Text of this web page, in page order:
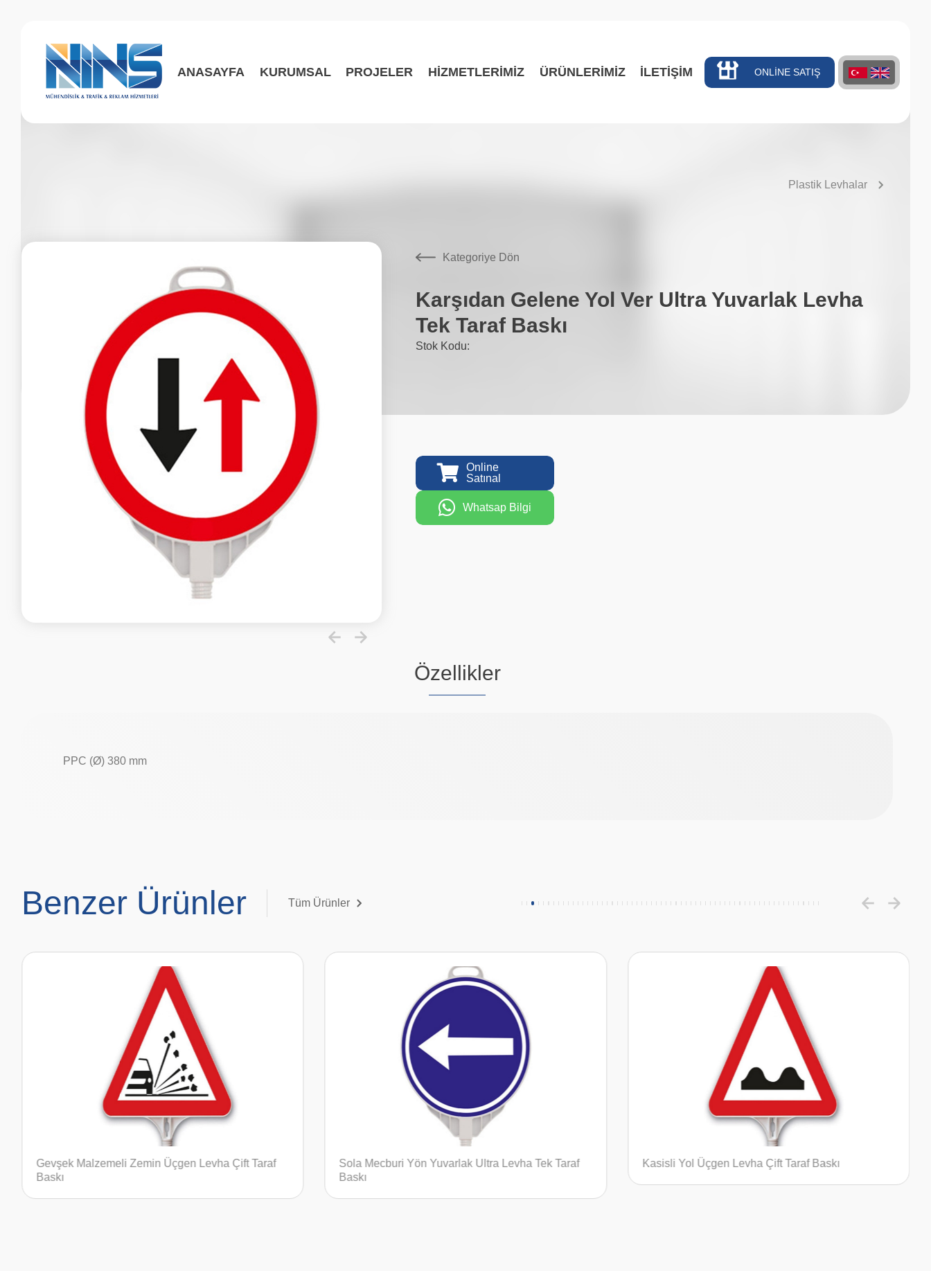
ANASAYFA KURUMSAL PROJELER HİZMETLERİMİZ ÜRÜNLERİMİZ İLETİŞİM ONLİNE SATIŞ
Plastik Levhalar
Kategoriye Dön
Karşıdan Gelene Yol Ver Ultra Yuvarlak Levha
Tek Taraf Baskı
Stok Kodu:
Online
Satınal
Whatsap Bilgi
Özellikler
PPC (Ø) 380 mm
Benzer Ürünler Tüm Ürünler
Sola Mecburi Yön Yuvarlak Ultra Levha Tek Taraf
Kasisli Yol Üçgen Levha Çift Taraf Baskı
Karşıdan Gelene Yol Ver Ultra Yuvarlak Levha